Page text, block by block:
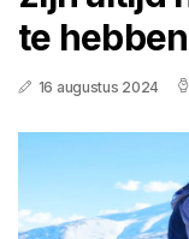
te
16 augustus 2024